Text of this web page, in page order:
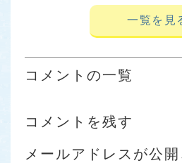
一覧を見
コメントの一覧
コメントを残す
メールアドレスが公